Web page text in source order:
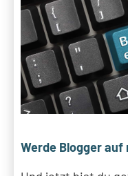
Werde Blogger